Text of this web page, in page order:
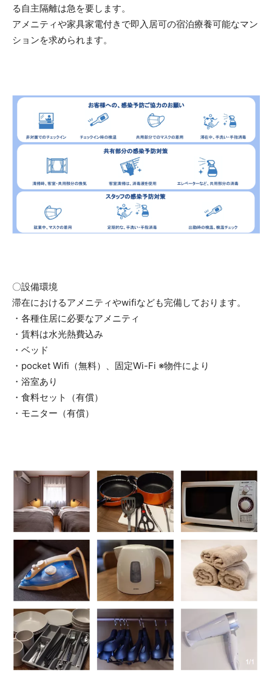
る自主隔離は急を要します。
アメニティや家具家電付きで即入居可の宿泊療養可能なマン
ションを求められます。
〇設備環境
滞在におけるアメニティやwifiなども完備しております。
・各種住居に必要なアメニティ
・賃料は水光熱費込み
・ベッド
・pocket Wifi（無料）、固定Wi-Fi ※物件により
・​浴室あり
・​食料セット（有償）
・​モニター（有償）